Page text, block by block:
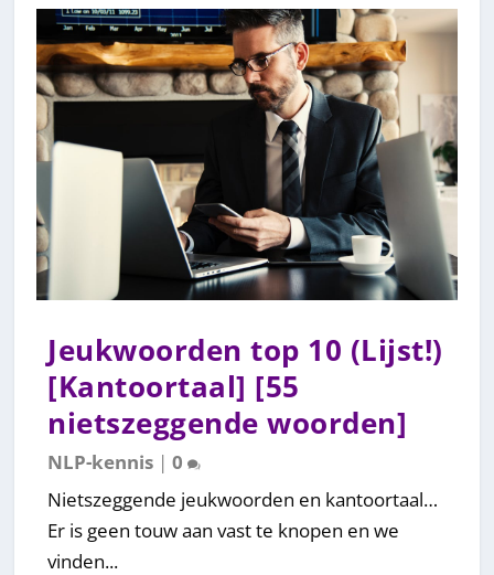
Jeukwoorden top 10 (Lijst!)
[Kantoortaal] [55
nietszeggende woorden]
NLP-kennis |0
Nietszeggende jeukwoorden en kantoortaal…
Er is geen touw aan vast te knopen en we
vinden...